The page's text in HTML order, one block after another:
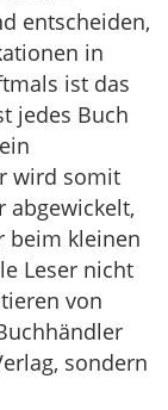
entscheiden,
in
ist das
jedes Buch
wird somit
abgewickelt,
beim kleinen
Leser nicht
von
sondern